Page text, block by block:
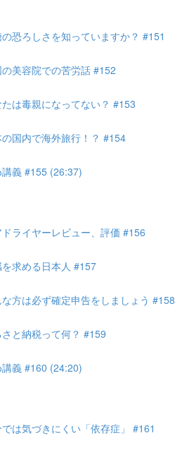
恐ろしさを知っていますか？ #151
美容院での苦労話 #152
は毒親になってない？ #153
国内で海外旅行！？ #154
義 #155 (26:37)
ライヤーレビュー、評価 #156
求める日本人 #157
方は必ず確定申告をしましょう #158
と納税って何？ #159
義 #160 (24:20)
は気づきにくい「依存症」 #161